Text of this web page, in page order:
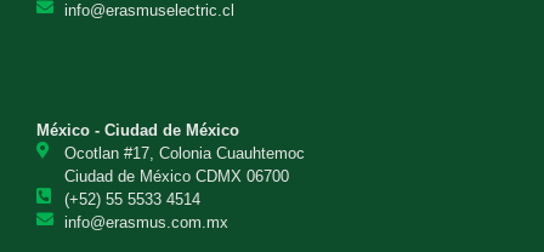
info@erasmuselectric.cl
México - Ciudad de México
Ocotlan #17, Colonia Cuauhtemoc
Ciudad de México CDMX 06700
(+52) 55 5533 4514
info@erasmus.com.mx